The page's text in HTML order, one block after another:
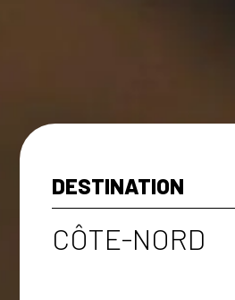
DESTINATION
CÔTE-NORD